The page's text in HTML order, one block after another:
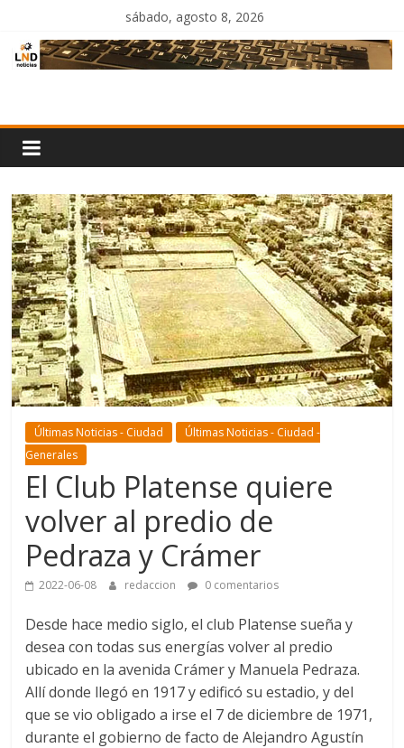
contenido
sábado, agosto 8, 2026
Noticias
Últimas Noticias - Ciudad
Últimas Noticias - Ciudad -
Generales
El Club Platense quiere
volver al predio de
Pedraza y Crámer
2022-06-08 redaccion 0 comentarios
Desde hace medio siglo, el club Platense sueña y
desea con todas sus energías volver al predio
ubicado en la avenida Crámer y Manuela Pedraza.
Allí donde llegó en 1917 y edificó su estadio, y del
que se vio obligado a irse el 7 de diciembre de 1971,
durante el gobierno de facto de Alejandro Agustín